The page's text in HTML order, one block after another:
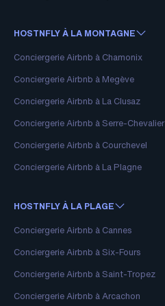
HOSTNFLY À LA MONTAGNE
Conciergerie Airbnb à Chamonix
Conciergerie Airbnb à Megève
Conciergerie Airbnb à La Clusaz
Conciergerie Airbnb à Serre-Chevalier
Conciergerie Airbnb à Courchevel
Conciergerie Airbnb à La Plagne
HOSTNFLY À LA PLAGE
Conciergerie Airbnb à Cannes
Conciergerie Airbnb à Six-Fours
Conciergerie Airbnb à Saint-Tropez
Conciergerie Airbnb à Arcachon